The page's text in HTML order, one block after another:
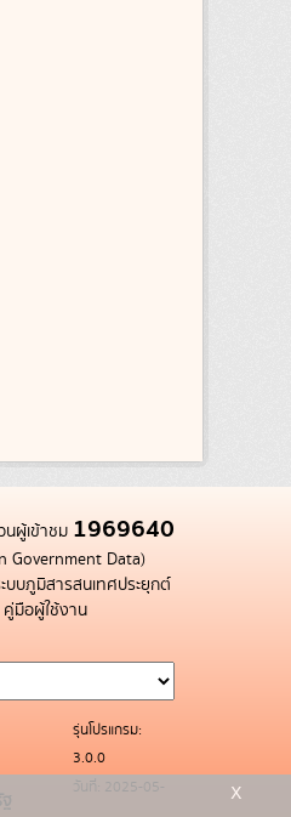
นผู้เข้าชม 1969640
Government Data)
บบภูมิสารสนเทศประยุกต์
คู่มือผู้ใช้งาน
รุ่นโปรแกรม:
3.0.0
วันที่: 2025-05-
x